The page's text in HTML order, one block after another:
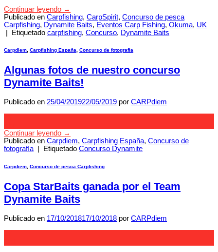
Continuar leyendo →
Publicado en Carpfishing, CarpSpirit, Concurso de pesca
Carpfishing, Dynamite Baits, Eventos Carp Fishing, Okuma, UK
|
Etiquetado carpfishing, Concurso, Dynamite Baits
Carpdiem, Carpfishing España, Concurso de fotografía
Algunas fotos de nuestro concurso
Dynamite Baits!
Publicado en 25/04/201922/05/2019 por CARPdiem
Continuar leyendo →
Publicado en Carpdiem, Carpfishing España, Concurso de
fotografía
Etiquetado Concurso Dynamite
Carpdiem Concurso de pesca Carpfishing
Copa StarBaits ganada por el Team
Dynamite Baits
Publicado en 17/10/201817/10/2018 por CARPdiem